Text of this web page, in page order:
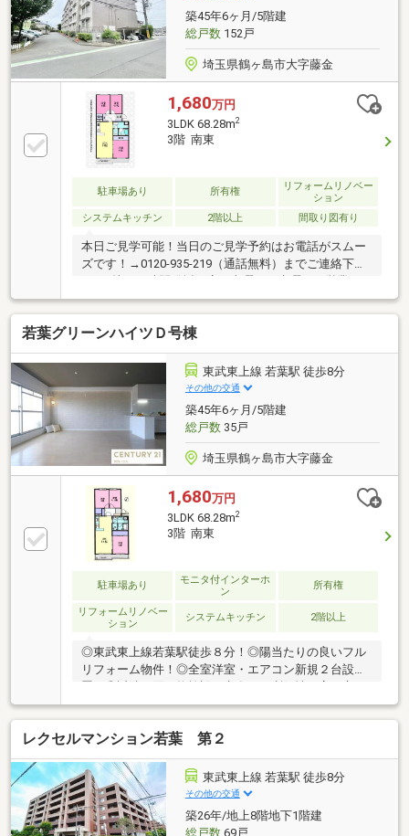
築45年6ヶ月/5階建
総戸数152戸
埼玉県鶴ヶ島市大字藤金
1,680万円
3LDK 68.28m2
3階 南東
駐車場あり 所有権
リフォームリノベー
ション
システムキッチン
2階以上 間取り図有り
本日ご見学可能！当日のご見学予約はお電話がスムー
ズです！→0120-935-219（通話無料）までご連絡下さ
ています！●「ＳＵＵＭＯ（スーモ）を見て」とお問
合せいただくと スムーズにご案内できます。地元の
ために、お客様のために。「安全取引」をモットー
に、私たちの情熱が、地元の皆様の夢をかたちにしま
す。「西武開発」ではグループ会社のＡＲＵＨＩ代理
店「リビングコンシェルジュ」と共に、不動産からフ
ァイナンスまでのワンストップサービスをご提供いた
します。くわしくはお問い合わせください♪
若葉グリーンハイツＤ号棟
東武東上線 若葉駅 徒歩8分
その他の交通
築45年6ヶ月/5階建
総戸数35戸
埼玉県鶴ヶ島市大字藤金
1,680万円
3LDK 68.28m2
3階 南東
駐車場あり
モニタ付インターホ
ン
所有権
リフォームリノベー
ション
システムキッチン 2階以上
◎東武東上線若葉駅徒歩８分！◎陽当たりの良いフル
リフォーム物件！◎全室洋室・エアコン新規２台設
地！◎小中学校徒歩８分以内で安心です♪
レクセルマンション若葉 第２
東武東上線 若葉駅 徒歩8分
その他の交通
築26年/地上8階地下1階建
総戸数69戸